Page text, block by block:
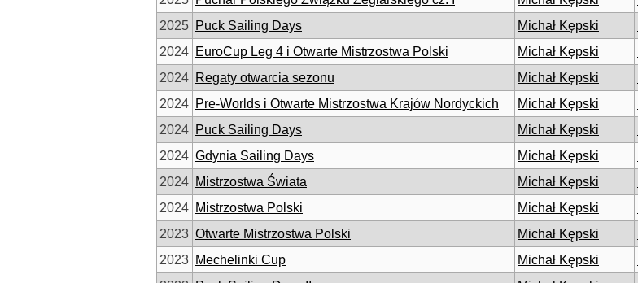
2025 Puck Sailing Days Michał Kępski
2024 EuroCup Leg 4 i Otwarte Mistrzostwa Polski Michał Kępski
2024 Regaty otwarcia sezonu Michał Kępski
2024 Pre-Worlds i Otwarte Mistrzostwa Krajów Nordyckich Michał Kępski
2024 Puck Sailing Days Michał Kępski
2024 Gdynia Sailing Days Michał Kępski
2024 Mistrzostwa Świata Michał Kępski
2024 Mistrzostwa Polski Michał Kępski
2023 Otwarte Mistrzostwa Polski Michał Kępski
2023 Mechelinki Cup Michał Kępski